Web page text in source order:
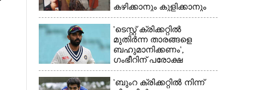
കഴിക്കാനും കുളിക്കാനും
ഉള്ളതാണ്': അച്ഛന്റെ
സംസ്കാരചടങ്ങിനിടെ
മക്കൾ
'ടെസ്റ്റ് ക്രിക്കറ്റിൽ
മുതിർന്ന താരങ്ങളെ
ബഹുമാനിക്കണം',
ഗംഭീറിന് പരോക്ഷ
മുന്നറിയിപ്പുമായി രഹാനെ
'ബുംറ ക്രിക്കറ്റിൽ നിന്ന്